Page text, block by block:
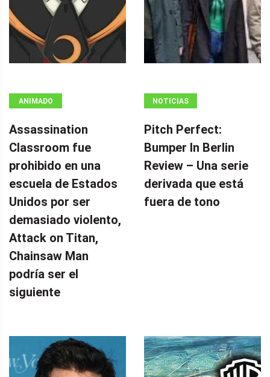
ANIMADO
Assassination
Classroom fue
prohibido en una
escuela de Estados
Unidos por ser
demasiado violento,
Attack on Titan,
Chainsaw Man
podría ser el
siguiente
NOTICIAS
Pitch Perfect:
Bumper In Berlin
Review – Una serie
derivada que está
fuera de tono